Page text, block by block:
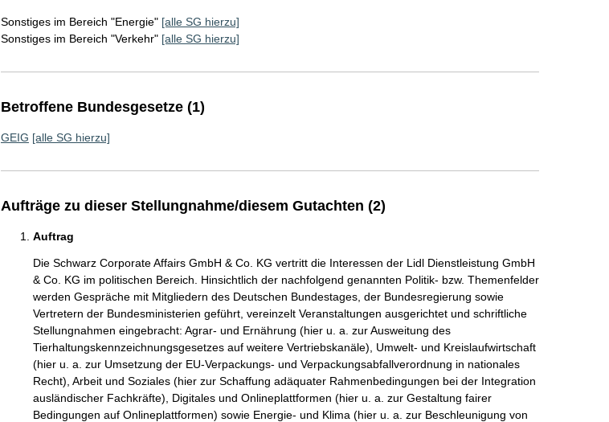
Sonstiges im Bereich "Energie" [alle SG hierzu]
Sonstiges im Bereich "Verkehr" [alle SG hierzu]
Betroffene Bundesgesetze (1)
GEIG [alle SG hierzu]
Aufträge zu dieser Stellungnahme/diesem Gutachten (2)
Auftrag
Die Schwarz Corporate Affairs GmbH & Co. KG vertritt die Interessen der Lidl Dienstleistung GmbH
& Co. KG im politischen Bereich. Hinsichtlich der nachfolgend genannten Politik- bzw. Themenfelder
werden Gespräche mit Mitgliedern des Deutschen Bundestages, der Bundesregierung sowie
Vertretern der Bundesministerien geführt, vereinzelt Veranstaltungen ausgerichtet und schriftliche
Stellungnahmen eingebracht: Agrar- und Ernährung (hier u. a. zur Ausweitung des
Tierhaltungskennzeichnungsgesetzes auf weitere Vertriebskanäle), Umwelt- und Kreislaufwirtschaft
(hier u. a. zur Umsetzung der EU-Verpackungs- und Verpackungsabfallverordnung in nationales
Recht), Arbeit und Soziales (hier zur Schaffung adäquater Rahmenbedingungen bei der Integration
ausländischer Fachkräfte), Digitales und Onlineplattformen (hier u. a. zur Gestaltung fairer
Bedingungen auf Onlineplattformen) sowie Energie- und Klima (hier u. a. zur Beschleunigung von